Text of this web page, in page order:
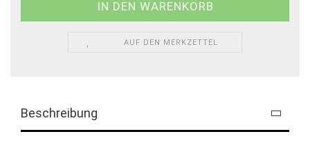
AUF DEN MERKZETTEL
Beschreibung